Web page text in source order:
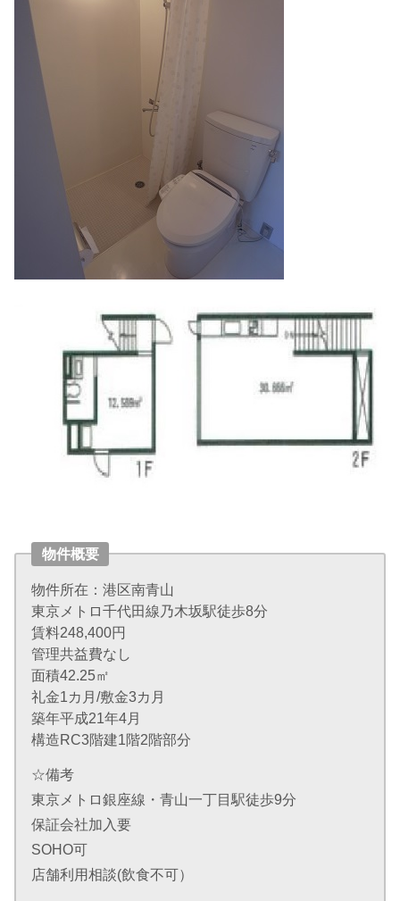
物件概要
物件所在：港区南青山
東京メトロ千代田線乃木坂駅徒歩8分
賃料248,400円
管理共益費なし
面積42.25㎡
礼金1カ月/敷金3カ月
築年平成21年4月
構造RC3階建1階2階部分
☆備考
東京メトロ銀座線・青山一丁目駅徒歩9分
保証会社加入要
SOHO可
店舗利用相談(飲食不可）